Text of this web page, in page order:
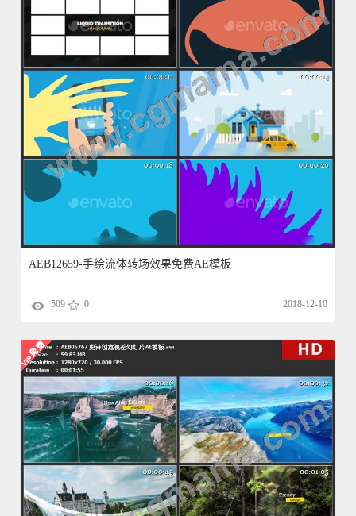
AEB12659-手绘流体转场效果免费AE模板
509 0 2018-12-10